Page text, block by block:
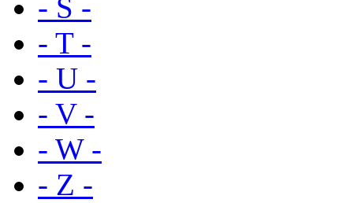
- S -
- T -
- U -
- V -
- W -
- Z -